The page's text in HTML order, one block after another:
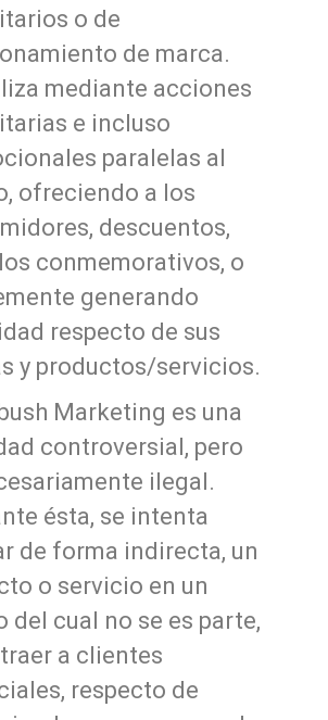
o de
de marca.
mediante acciones
e incluso
paralelas al
ofreciendo a los
descuentos,
conmemorativos, o
generando
respecto de sus
y productos/servicios.
Marketing es una
controversial, pero
ilegal.
ésta, se intenta
de forma indirecta, un
o servicio en un
del cual no se es parte,
a clientes
respecto de